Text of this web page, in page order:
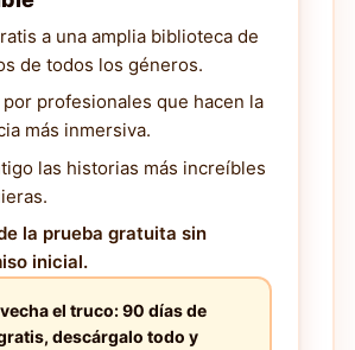
a una amplia biblioteca de
de todos los géneros.
por profesionales que hacen la
más inmersiva.
las historias más increíbles
la prueba gratuita sin
inicial.
el truco: 90 días de
descárgalo todo y